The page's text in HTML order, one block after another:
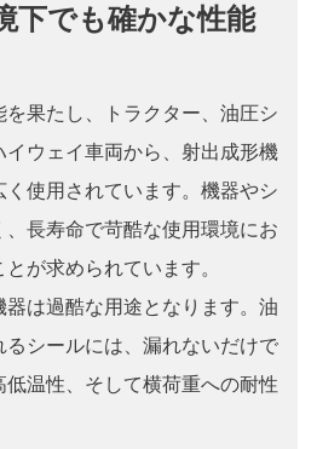
下でも確かな性能
果たし、トラクター、油圧シ
イウェイ車両から、射出成形機
使用されています。機器やシ
長寿命で苛酷な使用環境にお
が求められています。
は過酷な用途となります。油
シールには、漏れないだけで
温性、そして横荷重への耐性